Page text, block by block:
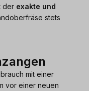
der exakte und
stets
mit einer
vor einer neuen